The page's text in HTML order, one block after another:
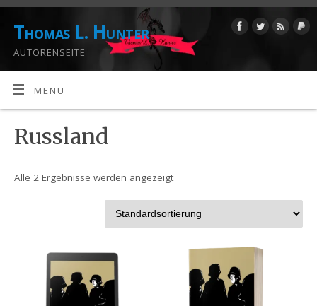
Thomas L. Hunter
AUTORENSEITE
MENÜ
Russland
Alle 2 Ergebnisse werden angezeigt